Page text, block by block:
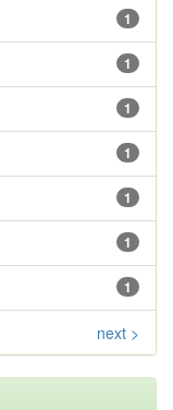
1
1
1
1
1
1
1
next >